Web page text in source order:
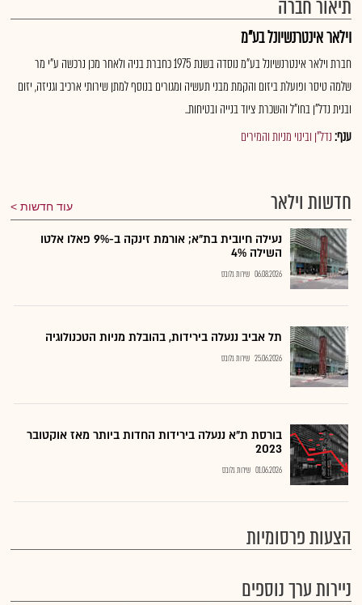
תיאור חברה
וילאר אינטרנשיונל בע"מ
חברת וילאר אינטרנשיונל בע"מ נוסדה בשנת 1975 כחברת בניה ולאחר מכן נרכשה ע"י מר
שלמה טיסר ופועלת ביזום והקמת מבני תעשיה ומגורים בנוסף למתן שירותי ארכיב וגניזה, יזום
ובנית נדל"ן בחו"ל והשכרת ציוד בנייה ובטיחות..
ענף:נדל"ן ובינוי מניות והמירים
חדשות וילאר עוד חדשות
נעילה חיובית בת"א; אורמת זינקה ב-9% פאלו אלטו
השילה 4%
06.08.2026 שירות גלובס
תל אביב ננעלה בירידות, בהובלת מניות הטכנולוגיה
25.06.2026 שירות גלובס
בורסת ת"א ננעלה בירידות החדות ביותר מאז אוקטובר
2023
01.06.2026 שירות גלובס
הצעות פרסומיות
ניירות ערך נוספים